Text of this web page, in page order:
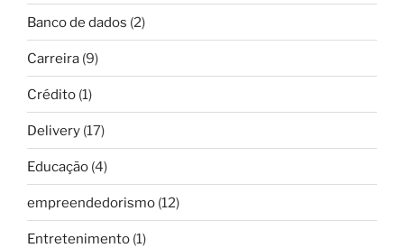
Banco de dados (2)
Carreira (9)
Crédito (1)
Delivery (17)
Educação (4)
empreendedorismo (12)
Entretenimento (1)